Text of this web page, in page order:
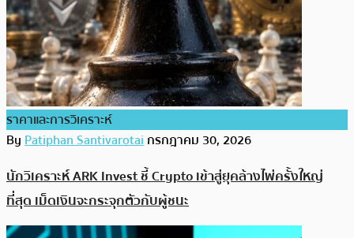
ราคาและการวิเคราะห์
ByPatiphan Santivarotaiกรกฎาคม 30, 2026
นักวิเคราะห์ ARK Invest ชี้ Crypto เข้าสู่ยุคล้างไพ่ครั้งใหญ่
ที่สุด เม็ดเงินจะกระจุกตัวกับผู้ชนะ